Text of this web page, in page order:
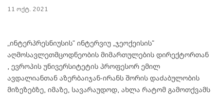
11 ოქტ. 2021
„ინტერპრესნიუსის“ ინტერვიუ „ჯეოქეისის“
აღმოსავლეთმცოდნეობის მიმართულების დირექტორთან
, ევროპის უნივერსიტეტის პროფესორ ემილ
ავდალიანთან აზერბაიჯან-ირანს შორის დაძაბულობის
მიზეზებზე, იმაზე, სავარაუდოდ, ახლა რატომ გამოთქვამს